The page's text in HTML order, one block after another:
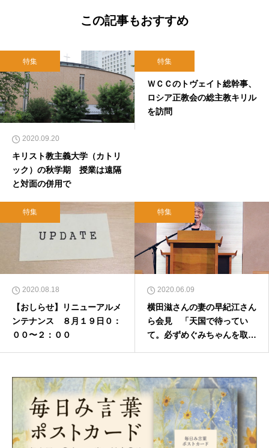
この記事もおすすめ
特集
2020.09.20
キリスト教主義大学（カトリ
ック）の秋学期 授業は遠隔
と対面の併用で
特集
2019.01.31
ＷＣＣのトヴェイト総幹事、
ロシア正教会の総主教キリル
を訪問
特集
2020.08.18
【おしらせ】リニューアルメ
ンテナンス ８月１９日０：
００〜２：００
特集
2020.06.09
横田滋さんの妻の早紀江さん
ら会見 「天国で待ってい
て。必ずめぐみちゃんを取り